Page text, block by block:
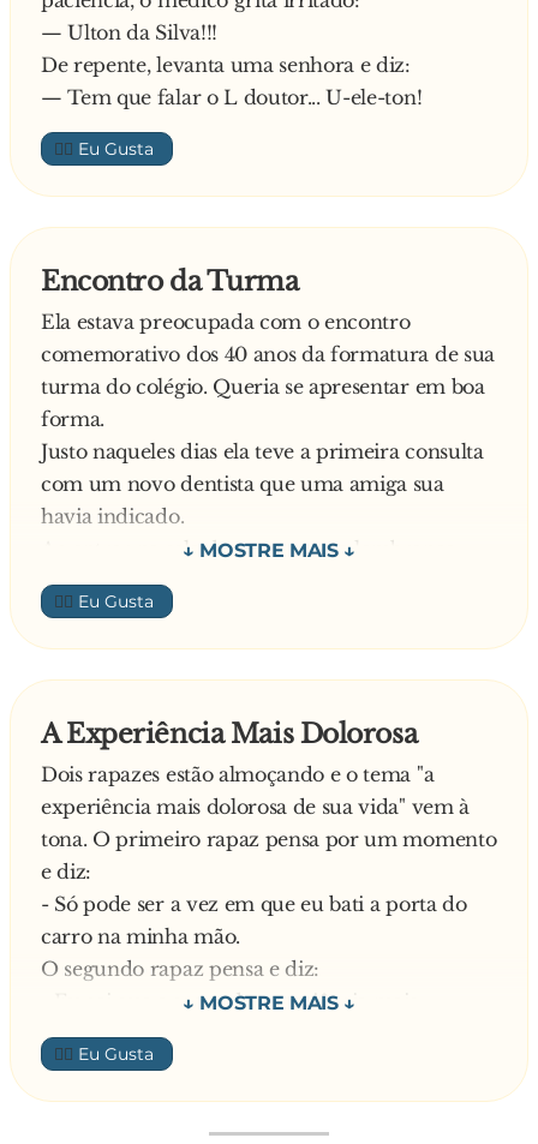
— Ulton da Silva!!!
De repente, levanta uma senhora e diz:
— Tem que falar o L doutor... U-ele-ton!
👍🏼
Encontro da Turma
Ela estava preocupada com o encontro
comemorativo dos 40 anos da formatura de sua
turma do colégio. Queria se apresentar em boa
forma.
Justo naqueles dias ela teve a primeira consulta
com um novo dentista que uma amiga sua
havia indicado.
Ao entrar na sala de espera, uma lembrança
veio à tona: o nome do dentista era o de um
antigo colega de turma, um dos mais bonitões
da classe. Mas quando ele apareceu à porta do
gabinete para chamá-la à consulta, ela ficou em
baixo do que o tal colega.
Enquanto se instalava na cadeira, ela
perguntou:
— Acho que eu lhe conheço, você não é o
fulano, que no ano tal se formou na turma tal
do colégio tal?
— Sim, sim, respondeu ele animado... A senhora
dava aula de quê?
👍🏼
A Experiência Mais Dolorosa
Dois rapazes estão almoçando e o tema "a
experiência mais dolorosa de sua vida" vem à
tona. O primeiro rapaz pensa por um momento
e diz:
- Só pode ser a vez em que eu bati a porta do
carro na minha mão.
O segundo rapaz pensa e diz:
- Eu sei que a segunda experiência mais
dolorosa da minha vida foi quando eu fui c**...
na floresta e agachei-me em uma armadilha de
urso que estava escondida, a maldita prendeu
meu p**... e bolas e eu corri como nunca antes
👍🏼